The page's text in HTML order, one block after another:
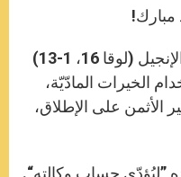
r
مبارك!
المثل الذي أصغينا إليه اليوم في الإنجيل (لوقا 16، 1-13)
الخيرات المادّيّة،
الأثمن على الإطلاق،
”ليُؤدّي حساب وكالته“.